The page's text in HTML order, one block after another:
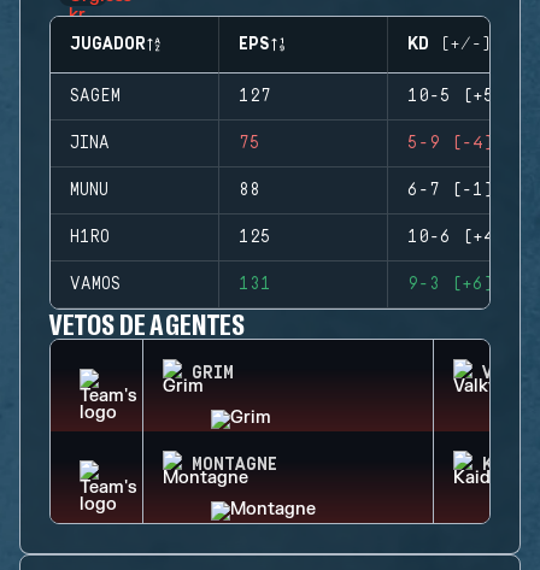
JUGADOR EPS KD (+/-)
SAGEM 127 10-5 (+5)
JINA 75 5-9 (-4)
MUNU 88 6-7 (-1)
H1RO 125 10-6 (+4)
VAMOS 131 9-3 (+6)
VETOS DE AGENTES
GRIM
MONTAGNE KAID